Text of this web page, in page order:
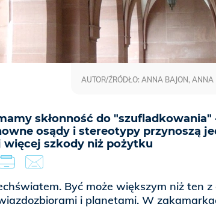
skłonność do "szufladkowania"
osądy i stereotypy przynoszą
więcej szkody niż pożytku
AUTOR/ŹRÓDŁO: ANNA BAJON, ANNA
Być może większym niż ten
i planetami. W